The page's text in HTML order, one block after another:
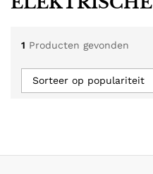
1 Producten gevonden
Sorteer op populariteit